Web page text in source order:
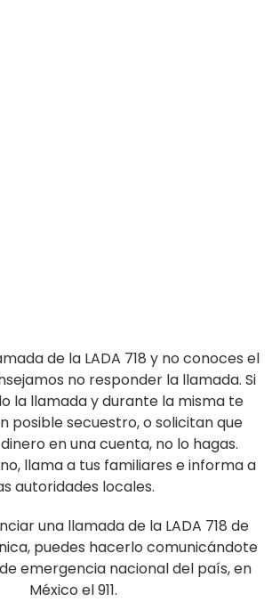
de la LADA 718 y no conoces el
no responder la llamada. Si
la llamada y durante la misma te
posible secuestro, o solicitan que
en una cuenta, no lo hagas.
llama a tus familiares e informa a
autoridades locales.
una llamada de la LADA 718 de
puedes hacerlo comunicándote
emergencia nacional del país, en
México el 911.